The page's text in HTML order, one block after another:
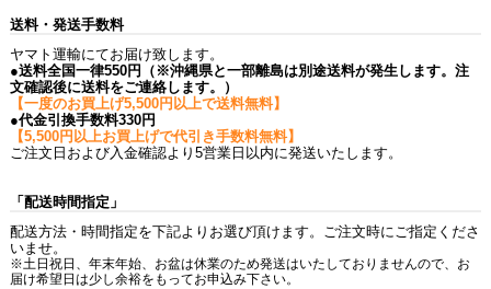
送料・発送手数料
ヤマト運輸にてお届け致します。
●送料全国一律550円（※沖縄県と一部離島は別途送料が発生します。注
文確認後に送料をご連絡します。）
【一度のお買上げ5,500円以上で送料無料】
●代金引換手数料330円
【5,500円以上お買上げで代引き手数料無料】
ご注文日および入金確認より5営業日以内に発送いたします。
「配送時間指定」
配送方法・時間指定を下記よりお選び頂けます。ご注文時にご指定くださ
いませ。
※土日祝日、年末年始、お盆は休業のため発送はいたしておりませんので、お
届け希望日は少し余裕をもってお申込み下さい。